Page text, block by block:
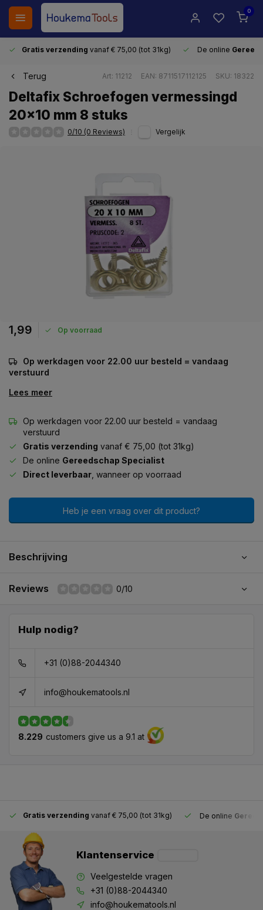
0
Gratis verzending vanaf € 75,00 (tot 31kg) De online
Terug Art: 11212 EAN: 8711517112125 SKU: 18322
Deltafix Schroefogen vermessingd
20x10 mm 8 stuks
0/10 (0 Reviews) Vergelijk
1,99 Op voorraad
Op werkdagen voor 22.00 uur besteld = vandaag
verstuurd
Lees meer
Op werkdagen voor 22.00 uur besteld = vandaag
verstuurd
Gratis verzending vanaf € 75,00 (tot 31kg)
De online Gereedschap Specialist
Direct leverbaar , wanneer op voorraad
Heb je een vraag over dit product?
Beschrijving
Reviews 0/10
Hulp nodig?
+31 (0)88-2044340
info@houkematools.nl
8.229 customers give us a 9.1 at
Gratis verzending vanaf € 75,00 (tot 31kg) De online
Klantenservice
Veelgestelde vragen
+31 (0)88-2044340
info@houkematools.nl